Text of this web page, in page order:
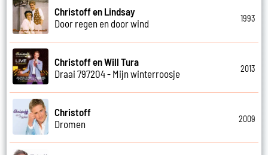
Christoff en Lindsay
Door regen en door wind
1993
Christoff en Will Tura
Draai 797204 - Mijn winterroosje
2013
Christoff
Dromen
2009